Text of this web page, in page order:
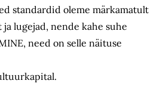
standardid oleme märkamatult
ja lugejad, nende kahe suhe
need on selle näituse